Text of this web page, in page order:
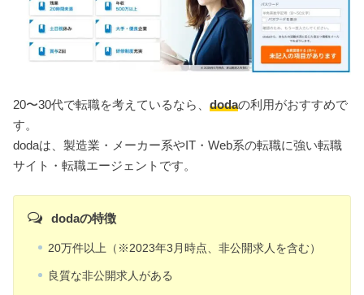
20〜30代で転職を考えているなら、dodaの利用がおすすめで
す。
dodaは、製造業・メーカー系やIT・Web系の転職に強い転職
サイト・転職エージェントです。
dodaの特徴
20万件以上（※2023年3月時点、非公開求人を含む）
良質な非公開求人がある